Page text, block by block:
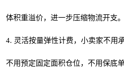
体积重溢价，进一步压缩物流开支。
4. 灵活按量弹性计费，小卖家不用
不用预定固定面积仓位，不用保底